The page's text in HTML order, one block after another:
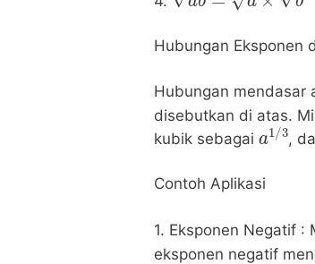
Hubungan Eksponen
Hubungan mendasar
disebutkan di atas.
kubik sebagai
a1/3
,
Contoh Aplikasi
1. Eksponen Negatif :
eksponen negatif